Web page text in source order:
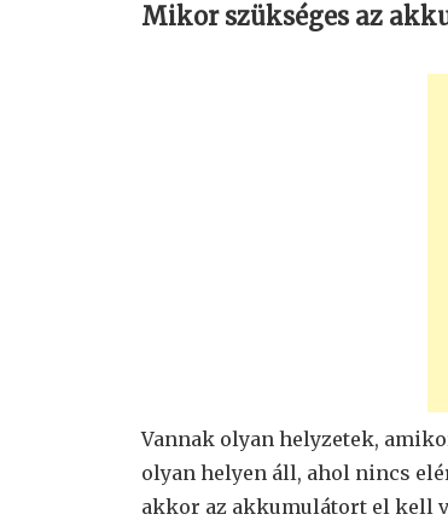
Mikor szükséges az
Vannak olyan helyzetek,
olyan helyen áll, ahol nincs
akkor az akkumulátort el kell